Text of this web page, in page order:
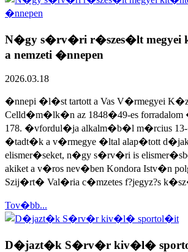
N�gy s�rv�ri r�szes�lt megyei
a nemzeti �nnepen
2026.03.18
�nnepi �l�st tartott a Vas V�rmegyei
Celld�m�lk�n az 1848�49-es forradalom
178. �vfordul�ja alkalm�b�l m�rcius 13-
�tadt�k a v�rmegye �ltal alap�tott
elismer�seket, n�gy s�rv�ri is
akiket a v�ros nev�ben Kondora Istv�n
Szij�rt� Val�ria c�mzetes f?jegyz?s
Tov�bb...
D�jazt�k S�rv�r kiv�l�